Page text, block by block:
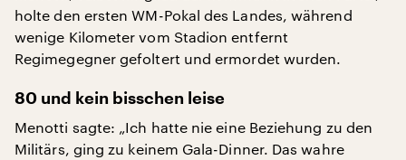
holte den ersten WM-Pokal des Landes, während
wenige Kilometer vom Stadion entfernt
Regimegegner gefoltert und ermordet wurden.
80 und kein bisschen leise
Menotti sagte: „Ich hatte nie eine Beziehung zu den
Militärs, ging zu keinem Gala-Dinner. Das wahre